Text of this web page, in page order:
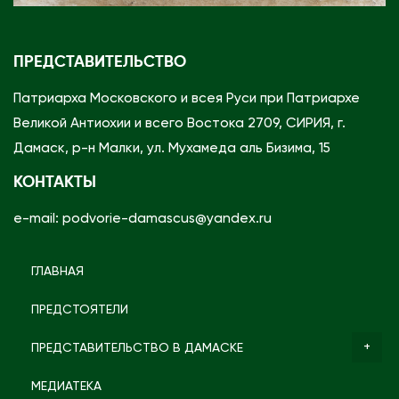
ПРЕДСТАВИТЕЛЬСТВО
Патриарха Московского и всея Руси при Патриархе
Великой Антиохии и всего Востока 2709, СИРИЯ, г.
Дамаск, р-н Малки, ул. Мухамеда аль Бизима, 15
КОНТАКТЫ
e-mail: podvorie-damascus@yandex.ru
ГЛАВНАЯ
ПРЕДСТОЯТЕЛИ
ПРЕДСТАВИТЕЛЬСТВО В ДАМАСКЕ
МЕДИАТЕКА